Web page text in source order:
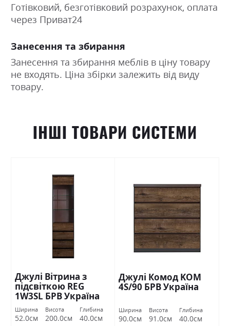
Готівковий, безготівковий розрахунок, оплата
через Приват24
Занесення та збирання
Занесення та збирання меблів в ціну товару
не входять. Ціна збірки залежить від виду
товару.
ІНШІ ТОВАРИ СИСТЕМИ
Джулі Вітрина з
підсвіткою REG
1W3SL БРВ Україна
Ширина
52.0см
Висота
200.0см
Глибина
40.0см
Джулі Комод KOM
4S/90 БРВ Україна
Ширина
90.0см
Висота
91.0см
Глибина
40.0см